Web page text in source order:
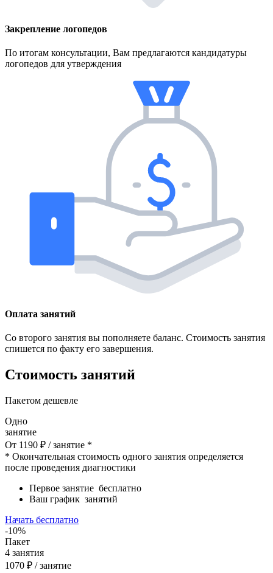
Закрепление логопедов
По итогам консультации, Вам предлагаются кандидатуры
логопедов для утверждения
Оплата занятий
Со второго занятия вы пополняете баланс. Стоимость занятия
спишется по факту его завершения.
Стоимость занятий
Пакетом дешевле
Одно
занятие
От 1190 ₽ / занятие *
* Окончательная стоимость одного занятия определяется
после проведения диагностики
Первое занятие бесплатно
Ваш график занятий
Начать бесплатно
-10%
Пакет
4 занятия
1070 ₽ / занятие